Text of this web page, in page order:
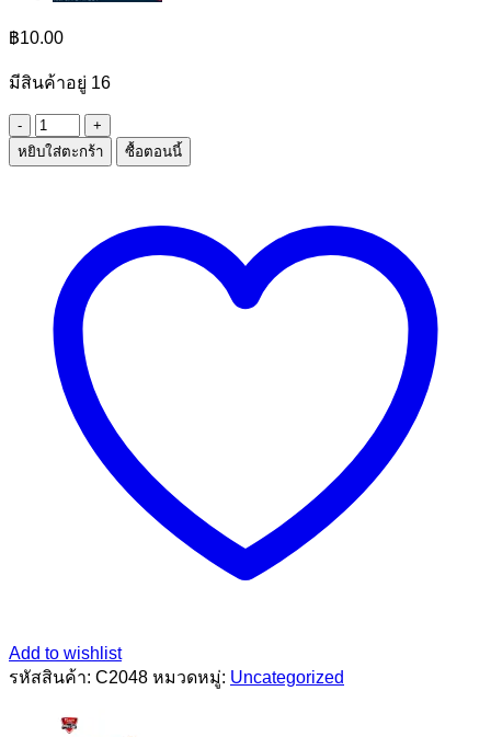
฿10.00
มีสินค้าอยู่ 16
จำนวน
เทป
หยิบใส่ตะกร้า ซื้อตอนนี้
Add to wishlist
รหัสสินค้า: C2048 หมวดหมู่: Uncategorized